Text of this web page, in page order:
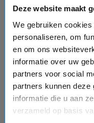
Deze website maakt
We gebruiken
personaliseren, om
en om ons
informatie over uw
partners voor social
partners kunnen deze
informatie die u aan
verzameld op basis
8 daagse
of the Seas
Royal Caribbean
eventvan: 16-07-2027 -
schedule8 dagen place
Vaarroute:Barcelona, Dag op Zee, Tangier,